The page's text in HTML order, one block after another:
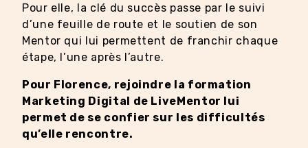
Pour elle, la clé du succès passe par le suivi
d’une feuille de route et le soutien de son
Mentor qui lui permettent de franchir chaque
étape, l’une après l’autre.
Pour Florence, rejoindre la formation
Marketing Digital de LiveMentor lui
permet de se confier sur les difficultés
qu’elle rencontre.